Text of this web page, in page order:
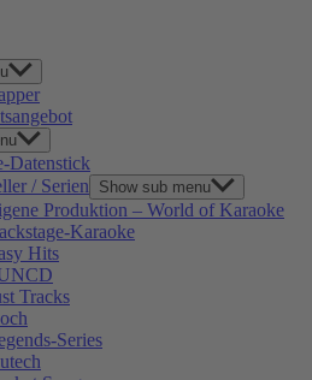
Datenstick
/ Serien
Show sub menu
Produktion – World of Karaoke
Karaoke
Hits
Tracks
Series